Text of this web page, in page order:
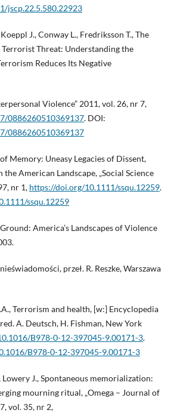
jscp.22.5.580.22923
J., Conway L., Fredriksson T., The
Threat: Understanding the
Reduces Its Negative
Violence” 2011, vol. 26, nr 7,
0886260510369137. DOI:
0886260510369137
Memory: Uneasy Legacies of Dissent,
American Landscape, „Social Science
nr 1, https://doi.org/10.1111/ssqu.12259.
ssqu.12259
America’s Landscapes of Violence
przeł. R. Reszke, Warszawa
Terrorism and health, [w:] Encyclopedia
A. Deutsch, H. Fishman, New York
B978-0-12-397045-9.00171-3.
B978-0-12-397045-9.00171-3
Lowery J., Spontaneous memorialization:
mourning ritual, „Omega – Journal of
vol. 35, nr 2,